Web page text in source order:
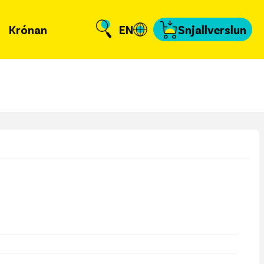
Krónan EN Snjallverslun